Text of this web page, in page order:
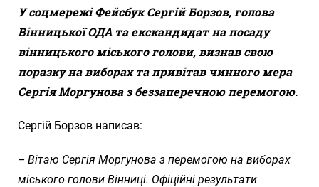
У соцмережі Фейсбук Сергій Борзов, голова
Вінницької ОДА та екскандидат на посаду
вінницького міського голови, визнав свою
поразку на виборах та привітав чинного мера
Сергія Моргунова з беззаперечною перемогою.
Сергій Борзов написав:
– Вітаю Сергія Моргунова з перемогою на виборах
міського голови Вінниці. Офіційні результати